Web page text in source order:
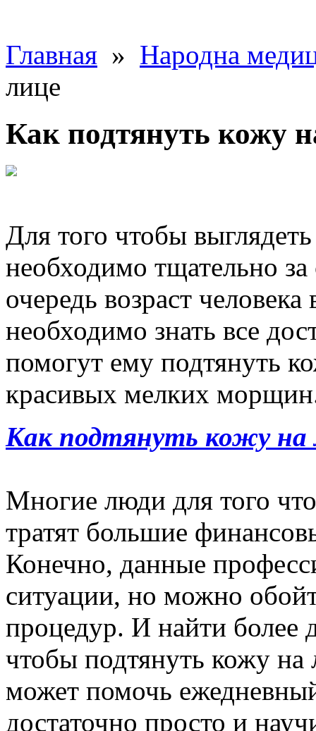
Главная » Народна
лице
Как подтянуть кожу
Для того чтобы
необходимо тщательно
очередь возраст
необходимо знать все
помогут ему подтянуть
красивых мелких
Как подтянуть кожу на
Многие люди для того
тратят большие
Конечно, данные
ситуации, но можно
процедур. И найти более
чтобы подтянуть кожу
может помочь
достаточно просто и